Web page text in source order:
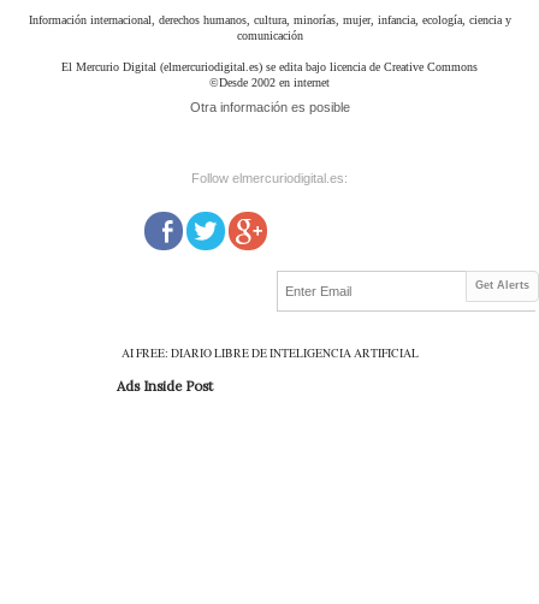
Información internacional, derechos humanos, cultura, minorías, mujer, infancia, ecología, ciencia y
comunicación
El Mercurio Digital (elmercuriodigital.es) se edita bajo licencia de Creative Commons
©Desde 2002 en internet
Otra información es posible
Follow elmercuriodigital.es:
Get Alerts
AI FREE: DIARIO LIBRE DE INTELIGENCIA ARTIFICIAL
Ads Inside Post